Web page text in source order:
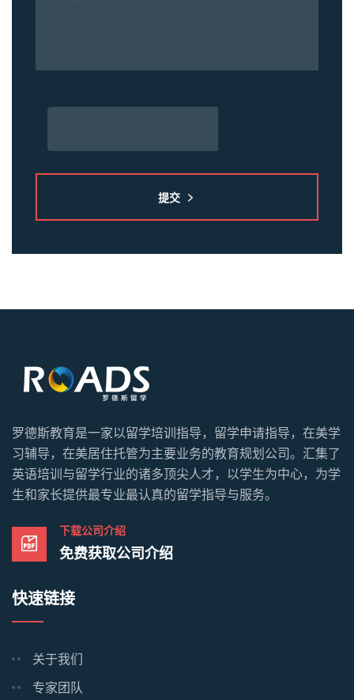
提交
罗德斯教育是一家以留学培训指导，留学申请指导，在美学
习辅导，在美居住托管为主要业务的教育规划公司。汇集了
英语培训与留学行业的诸多顶尖人才，以学生为中心，为学
生和家长提供最专业最认真的留学指导与服务。
下载公司介绍
免费获取公司介绍
快速链接
关于我们
专家团队